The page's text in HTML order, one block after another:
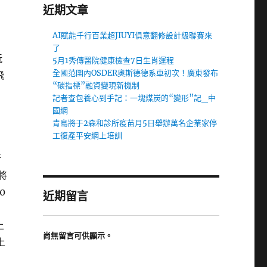
近期文章
AI賦能千行百業超JIUYI俱意翻修設計級聯賽來
了
5月1秀傳醫院健康檢查7日生肖運程
全國范圍內OSDER奧斯德德系車初次！廣東發布
“碳指標”融資變現新機制
記者查包養心到手記：一塊煤炭的“變形”記_中
國網
青島將于2森和診所疫苗月5日舉辦萬名企業家停
工復產平安網上培訓
近期留言
尚無留言可供顯示。